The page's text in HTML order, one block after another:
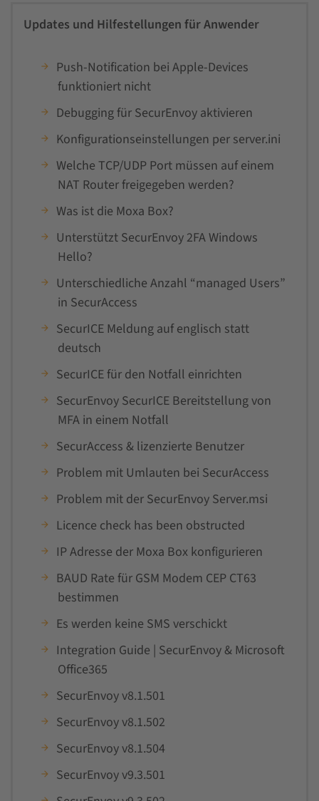
Updates und Hilfestellungen für Anwender
Push-Notification bei Apple-Devices
funktioniert nicht
Debugging für SecurEnvoy aktivieren
Konfigurationseinstellungen per server.ini
Welche TCP/UDP Port müssen auf einem
NAT Router freigegeben werden?
Was ist die Moxa Box?
Unterstützt SecurEnvoy 2FA Windows
Hello?
Unterschiedliche Anzahl “managed Users”
in SecurAccess
SecurICE Meldung auf englisch statt
deutsch
SecurICE für den Notfall einrichten
SecurEnvoy SecurICE Bereitstellung von
MFA in einem Notfall
SecurAccess & lizenzierte Benutzer
Problem mit Umlauten bei SecurAccess
Problem mit der SecurEnvoy Server.msi
Licence check has been obstructed
IP Adresse der Moxa Box konfigurieren
BAUD Rate für GSM Modem CEP CT63
bestimmen
Es werden keine SMS verschickt
Integration Guide | SecurEnvoy & Microsoft
Office365
SecurEnvoy v8.1.501
SecurEnvoy v8.1.502
SecurEnvoy v8.1.504
SecurEnvoy v9.3.501